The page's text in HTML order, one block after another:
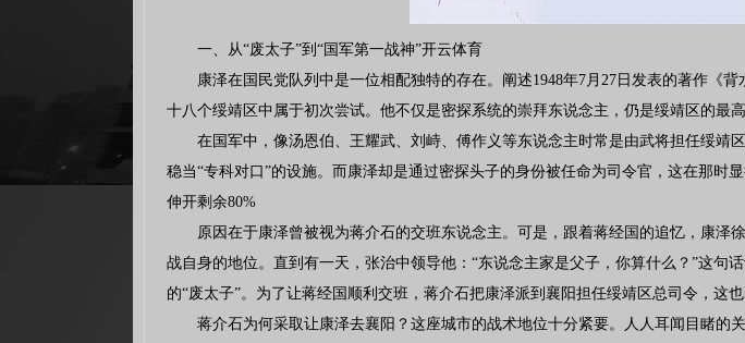
一、从“废太子”到“国军第一战神”开云体育
康泽在国民党队列中是一位相配独特的存在。阐述1948年7月27日发表的著作《
十八个绥靖区中属于初次尝试。他不仅是密探系统的崇拜东说念主，仍是绥靖区的最
在国军中，像汤恩伯、王耀武、刘峙、傅作义等东说念主时常是由武将担任绥
稳当“专科对口”的设施。而康泽却是通过密探头子的身份被任命为司令官，这在那时
伸开剩余80%
原因在于康泽曾被视为蒋介石的交班东说念主。可是，跟着蒋经国的追忆，康
战自身的地位。直到有一天，张治中领导他：“东说念主家是父子，你算什么？”这
的“废太子”。为了让蒋经国顺利交班，蒋介石把康泽派到襄阳担任绥靖区总司令，
蒋介石为何采取让康泽去襄阳？这座城市的战术地位十分紧要。人人耳闻目睹